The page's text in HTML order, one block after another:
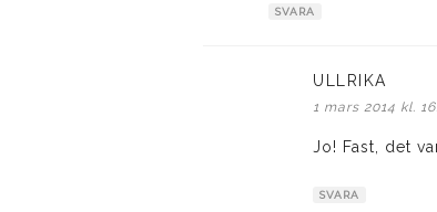
SVARA
ULLRIKA
1 mars 2014 kl.
Jo! Fast, det
SVARA